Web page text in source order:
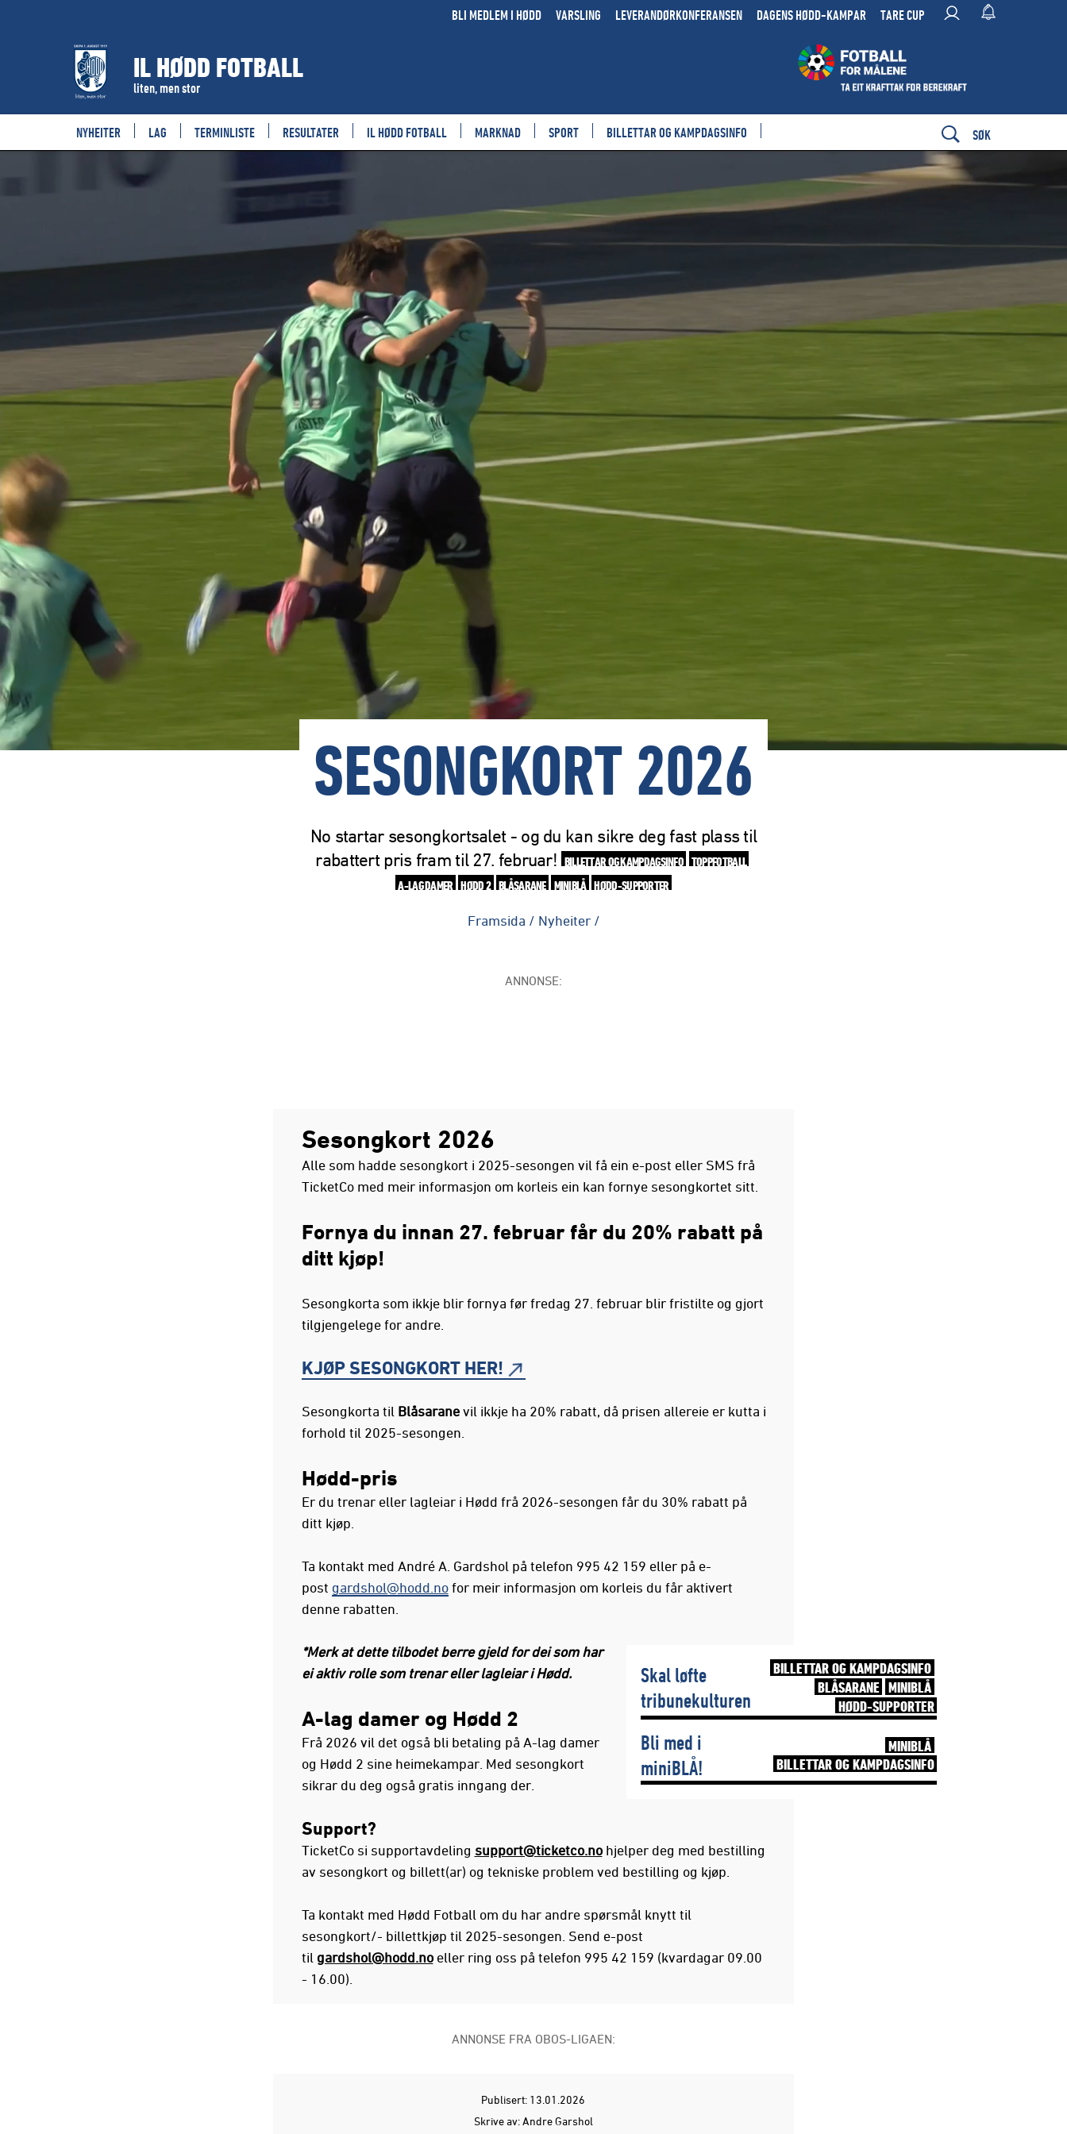
BLI MEDLEM I HØDD VARSLING LEVERANDØRKONFERANSEN DAGENS HØDD-KAMPAR TARE CUP
IL HØDD FOTBALL
liten, men stor
NYHEITER LAG TERMINLISTE RESULTATER IL HØDD FOTBALL MARKNAD SPORT BILLETTAR OG KAMPDAGSINFO SØK
SESONGKORT 2026
No startar sesongkortsalet - og du kan sikre deg fast plass til
rabattert pris fram til 27. februar! BILLETTAR OG KAMPDAGSINFO TOPPFOTBALL
A-LAG DAMER HØDD 2 BLÅSARANE MINIBLÅ HØDD-SUPPORTER
Framsida / Nyheiter /
ANNONSE:
Sesongkort 2026
Alle som hadde sesongkort i 2025-sesongen vil få ein e-post eller SMS frå
TicketCo med meir informasjon om korleis ein kan fornye sesongkortet sitt.
Fornya du innan 27. februar får du 20% rabatt på
ditt kjøp!
Sesongkorta som ikkje blir fornya før fredag 27. februar blir fristilte og gjort
tilgjengelege for andre.
KJØP SESONGKORT HER!
Sesongkorta til Blåsaranevil ikkje ha 20% rabatt, då prisen allereie er kutta i
forhold til 2025-sesongen.
Hødd-pris
Er du trenar eller lagleiar i Hødd frå 2026-sesongen får du 30% rabatt på
ditt kjøp.
Ta kontakt med André A. Gardshol på telefon 995 42 159 eller på e-
post gardshol@hodd.nofor meir informasjon om korleis du får aktivert
denne rabatten.
Skal løfte
tribunekulturen
BILLETTAR OG KAMPDAGSINFO
BLÅSARANE MINIBLÅ
HØDD-SUPPORTER
Bli med i
miniBLÅ!
MINIBLÅ
BILLETTAR OG KAMPDAGSINFO
*Merk at dettetilbodet berregjeld fordei som har
ei aktiv rolle som trenar eller lagleiari Hødd.
A-lag damer og Hødd 2
Frå 2026 vil det også bli betaling på A-lag damer
og Hødd 2 sine heimekampar. Med sesongkort
sikrar du deg også gratis inngang der.
Support?
TicketCo si supportavdeling support@ticketco.no hjelper deg med bestilling
av sesongkort og billett(ar) og tekniske problem ved bestilling og kjøp.
Ta kontakt med Hødd Fotball om du har andre spørsmål knytt til
sesongkort/- billettkjøp til 2025-sesongen. Send e-post
til gardshol@hodd.noeller ring oss på telefon 995 42 159 (kvardagar 09.00
- 16.00).
ANNONSE FRA OBOS-LIGAEN:
Publisert: 13.01.2026
Skrive av: Andre Garshol